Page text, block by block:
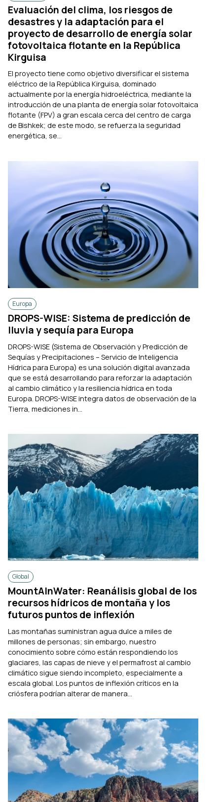
Evaluación del clima, los riesgos de
desastres y la adaptación para el
proyecto de desarrollo de energía solar
fotovoltaica flotante en la República
Kirguisa
El proyecto tiene como objetivo diversificar el sistema
eléctrico de la República Kirguisa, dominado
actualmente por la energía hidroeléctrica, mediante la
introducción de una planta de energía solar fotovoltaica
flotante (FPV) a gran escala cerca del centro de carga
de Bishkek; de este modo, se refuerza la seguridad
energética, se...
Europa
DROPS-WISE: Sistema de predicción de
lluvia y sequía para Europa
DROPS-WISE (Sistema de Observación y Predicción de
Sequías y Precipitaciones – Servicio de Inteligencia
Hídrica para Europa) es una solución digital avanzada
que se está desarrollando para reforzar la adaptación
al cambio climático y la resiliencia hídrica en toda
Europa. DROPS-WISE integra datos de observación de la
Tierra, mediciones in...
Global
MountAInWater: Reanálisis global de los
recursos hídricos de montaña y los
futuros puntos de inflexión
Las montañas suministran agua dulce a miles de
millones de personas; sin embargo, nuestro
conocimiento sobre cómo están respondiendo los
glaciares, las capas de nieve y el permafrost al cambio
climático sigue siendo incompleto, especialmente a
escala global. Los puntos de inflexión críticos en la
criósfera podrían alterar de manera...